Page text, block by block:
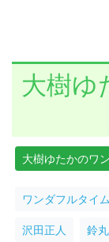
大樹ゆ
大樹ゆたかのワ
ワンダフルタイム
沢田正人 鈴